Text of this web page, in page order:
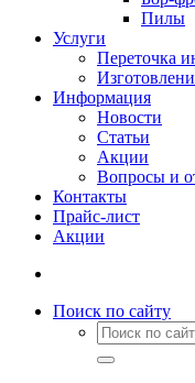
Пилы
Услуги
Переточка
Информация
Новости
Статьи
Акции
Вопросы и
Контакты
Прайс-лист
Акции
Поиск по сайту